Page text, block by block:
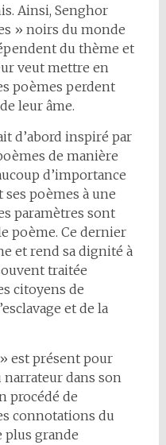
Ainsi, Senghor
» noirs du monde
du thème et
veut mettre en
poèmes perdent
leur âme.
d’abord inspiré par
de manière
d’importance
poèmes à une
paramètres sont
poème. Ce dernier
et rend sa dignité à
traitée
citoyens de
et de la
est présent pour
dans son
procédé de
connotations du
plus grande